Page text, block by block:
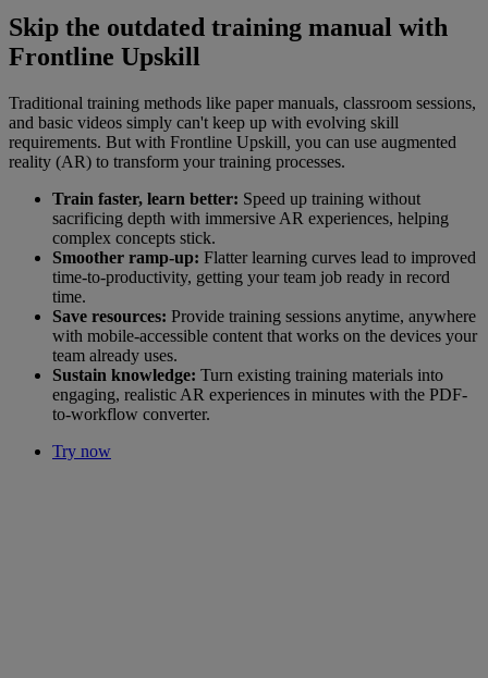
Skip the outdated training manual with
Frontline Upskill
Traditional training methods like paper manuals, classroom sessions,
and basic videos simply can't keep up with evolving skill
requirements. But with Frontline Upskill, you can use augmented
reality (AR) to transform your training processes.
Train faster, learn better: Speed up training without
sacrificing depth with immersive AR experiences, helping
complex concepts stick.
Smoother ramp-up: Flatter learning curves lead to improved
time-to-productivity, getting your team job ready in record
time.
Save resources: Provide training sessions anytime, anywhere
with mobile-accessible content that works on the devices your
team already uses.
Sustain knowledge: Turn existing training materials into
engaging, realistic AR experiences in minutes with the PDF-
to-workflow converter.
Try now